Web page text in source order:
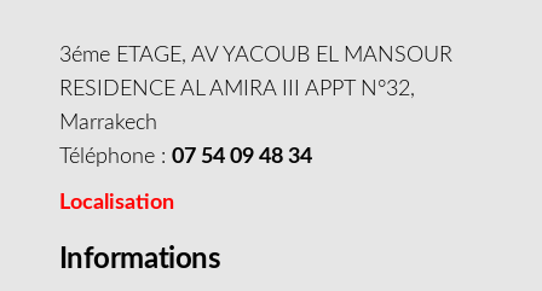
3éme ETAGE, AV YACOUB EL MANSOUR
RESIDENCE AL AMIRA III APPT N°32,
Marrakech
Téléphone : 07 54 09 48 34
Localisation
Informations